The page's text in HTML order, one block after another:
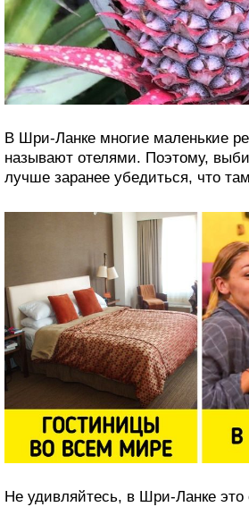
В Шри-Ланке многие маленькие
называют отелями. Поэтому,
лучше заранее убедиться, что
Не удивляйтесь, в Шри-Ланке это